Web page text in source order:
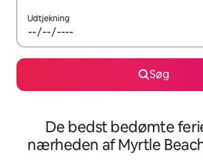
Udtjekning
Søg
De bedst bedømte
nærheden af Myrtle